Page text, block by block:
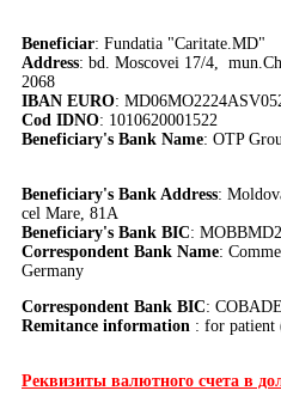
Beneficiar: Fundatia "Caritate.MD"
Address: bd. Moscovei 17/4,
2068
IBAN EURO:
Cod IDNO: 1010620001522
Beneficiary's Bank Name: OTP
Beneficiary's Bank Address:
cel Mare, 81A
Beneficiary's Bank BIC:
Correspondent Bank Name:
Germany
Correspondent Bank BIC:
Remitance information : for patient
Реквизиты валютного счета в